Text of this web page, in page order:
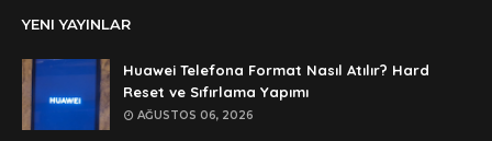
şifre ?
Anonymous
şifre ögrenebilirmiyim
Anonymous
YENI YAYINLAR
Huawei Telefona Format Nasıl Atılır? Hard
Reset ve Sıfırlama Yapımı
AĞUSTOS 06, 2026